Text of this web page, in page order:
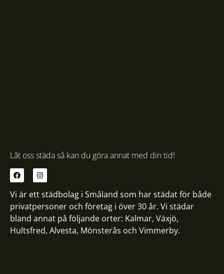
Låt oss städa så kan du göra annat med din tid!
Vi är ett städbolag i Småland som har städat för både
privatpersoner och företag i över 30 år. Vi städar
bland annat på följande orter: Kalmar, Växjö,
Hultsfred, Alvesta, Mönsterås och Vimmerby.